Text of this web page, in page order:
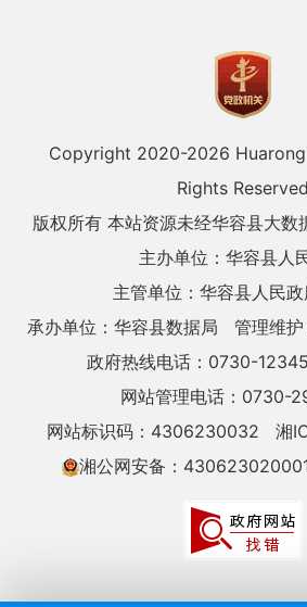
Copyright 2020-2026
Rights Reserved
版权所有 本站资源未经华容县大数
主办单位：华容县人
主管单位：华容县人民
承办单位：华容县数据局
管理维
政府热线电话：0730-12345
网站管理电话：0730-
网站标识码：4306230032
湘
湘公网安备：